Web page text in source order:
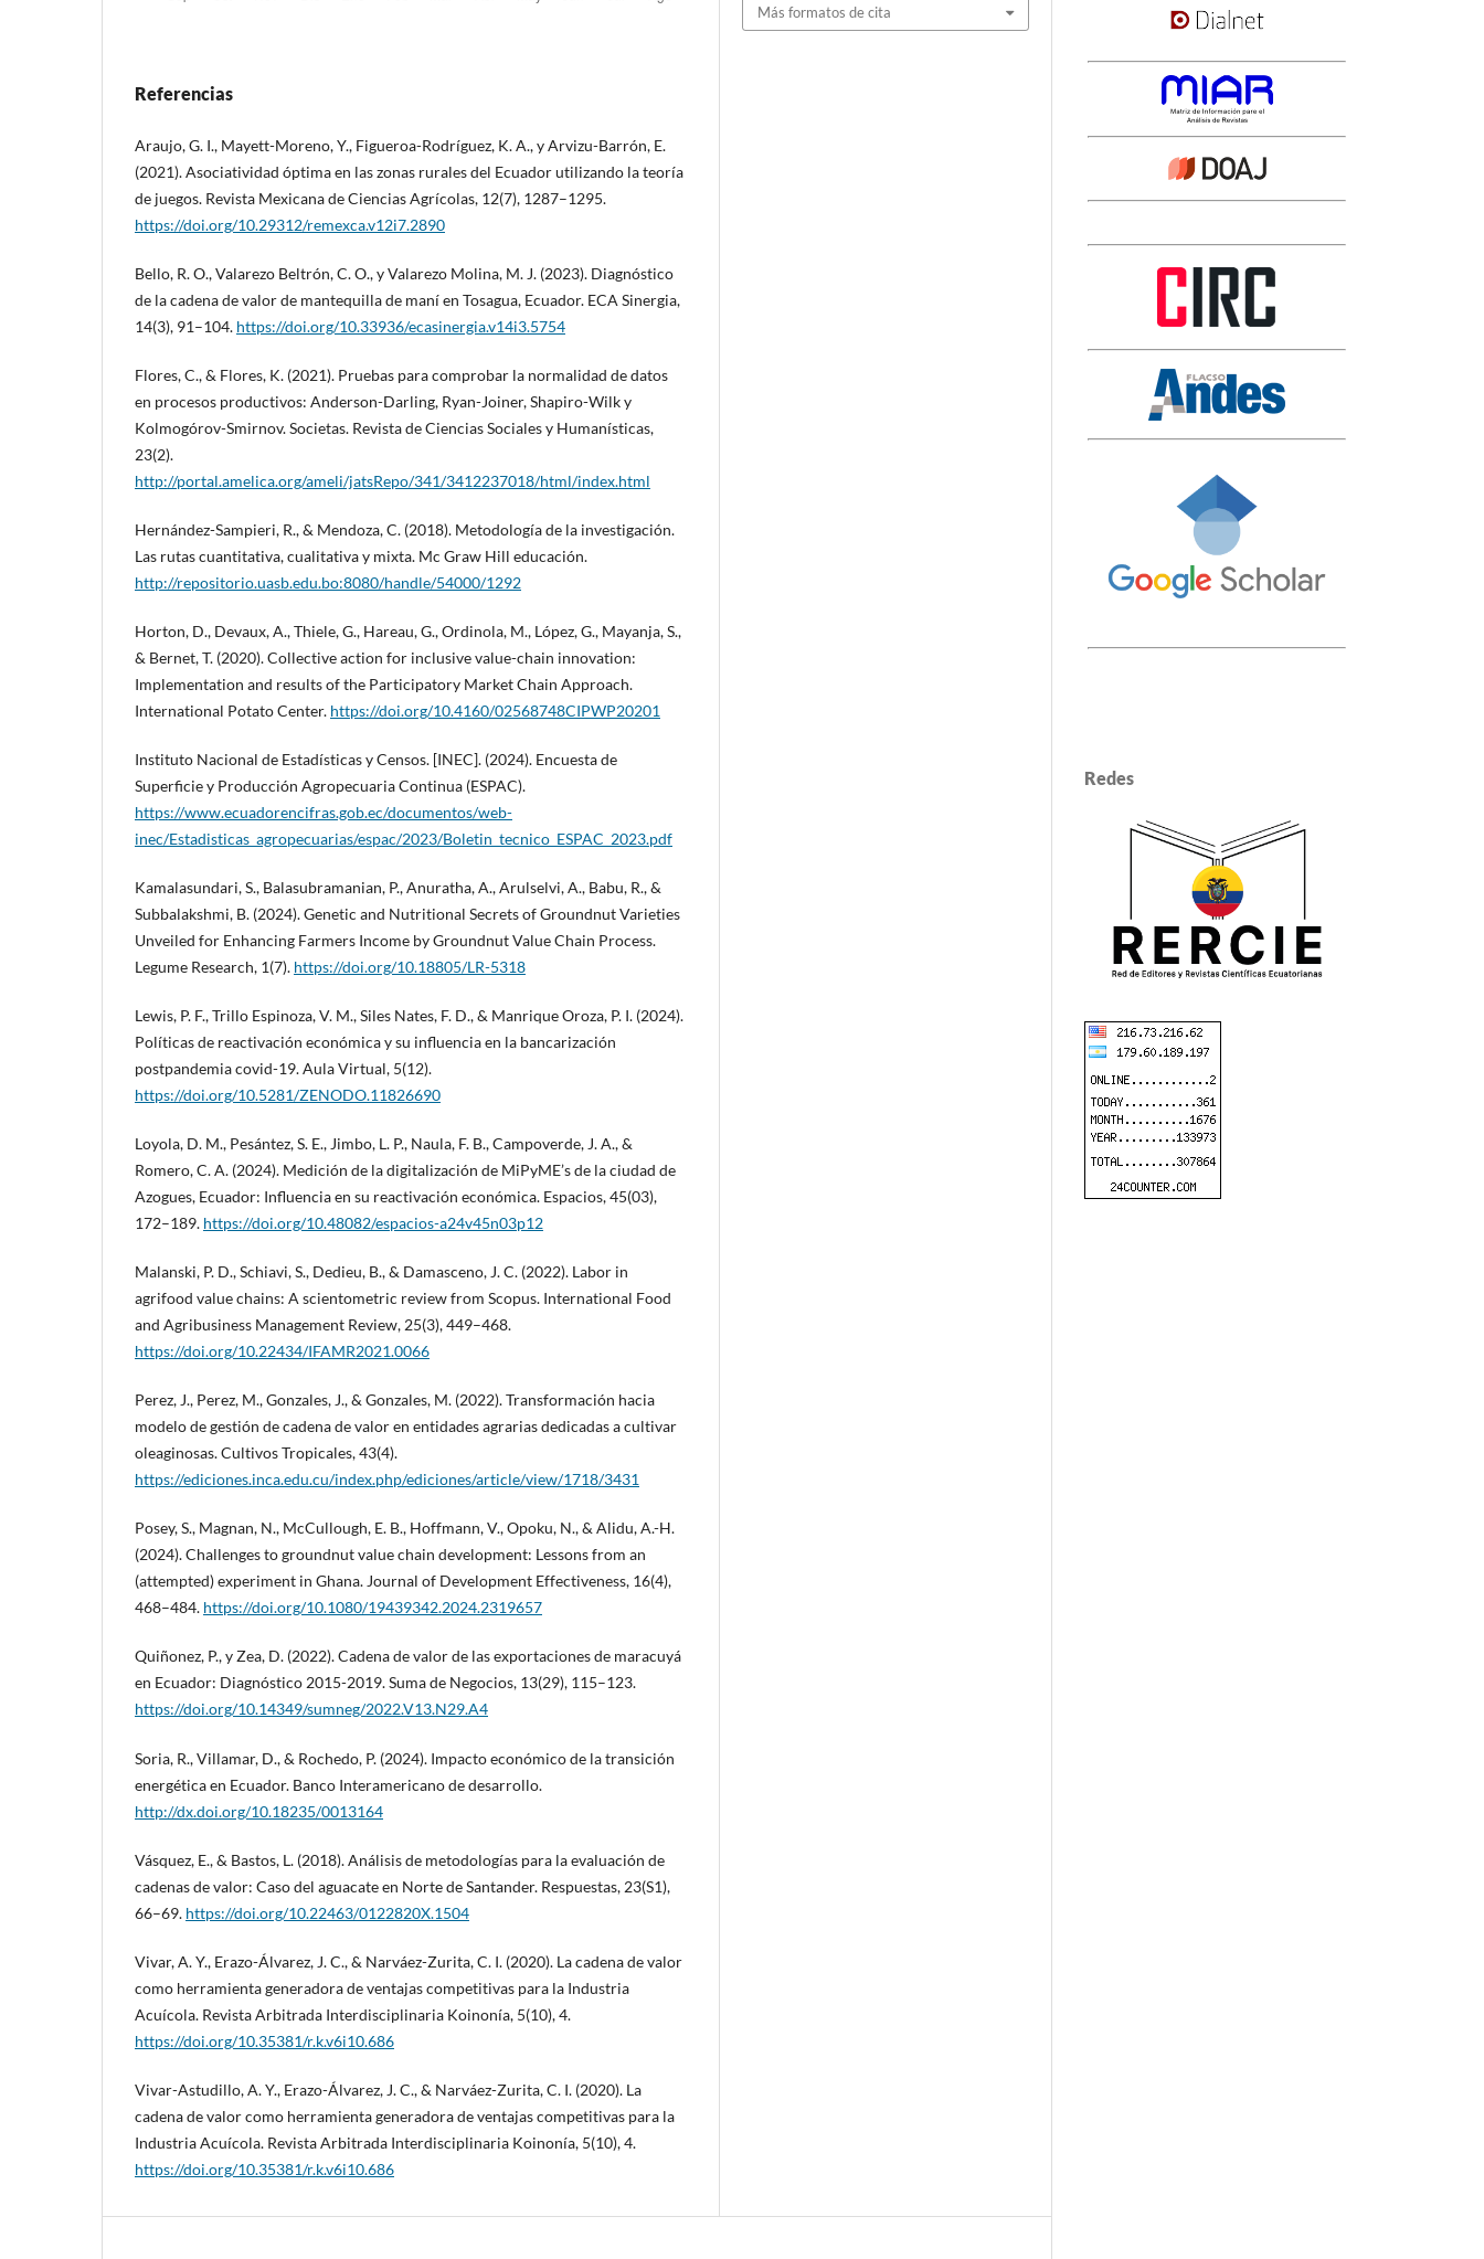
Referencias
Araujo, G. I., Mayett-Moreno, Y., Figueroa-Rodríguez, K. A., y Arvizu-Barrón, E.
(2021). Asociatividad óptima en las zonas rurales del Ecuador utilizando la teoría
de juegos. Revista Mexicana de Ciencias Agrícolas, 12(7), 1287–1295.
https://doi.org/10.29312/remexca.v12i7.2890
Bello, R. O., Valarezo Beltrón, C. O., y Valarezo Molina, M. J. (2023). Diagnóstico
de la cadena de valor de mantequilla de maní en Tosagua, Ecuador. ECA Sinergia,
14(3), 91–104. https://doi.org/10.33936/ecasinergia.v14i3.5754
Flores, C., & Flores, K. (2021). Pruebas para comprobar la normalidad de datos
en procesos productivos: Anderson-Darling, Ryan-Joiner, Shapiro-Wilk y
Kolmogórov-Smirnov. Societas. Revista de Ciencias Sociales y Humanísticas,
23(2).
http://portal.amelica.org/ameli/jatsRepo/341/3412237018/html/index.html
Hernández-Sampieri, R., & Mendoza, C. (2018). Metodología de la investigación.
Las rutas cuantitativa, cualitativa y mixta. Mc Graw Hill educación.
http://repositorio.uasb.edu.bo:8080/handle/54000/1292
Horton, D., Devaux, A., Thiele, G., Hareau, G., Ordinola, M., López, G., Mayanja, S.,
& Bernet, T. (2020). Collective action for inclusive value-chain innovation:
Implementation and results of the Participatory Market Chain Approach.
International Potato Center. https://doi.org/10.4160/02568748CIPWP20201
Instituto Nacional de Estadísticas y Censos. [INEC]. (2024). Encuesta de
Superficie y Producción Agropecuaria Continua (ESPAC).
https://www.ecuadorencifras.gob.ec/documentos/web-
inec/Estadisticas_agropecuarias/espac/2023/Boletin_tecnico_ESPAC_2023.pdf
Kamalasundari, S., Balasubramanian, P., Anuratha, A., Arulselvi, A., Babu, R., &
Subbalakshmi, B. (2024). Genetic and Nutritional Secrets of Groundnut Varieties
Unveiled for Enhancing Farmers Income by Groundnut Value Chain Process.
Legume Research, 1(7). https://doi.org/10.18805/LR-5318
Lewis, P. F., Trillo Espinoza, V. M., Siles Nates, F. D., & Manrique Oroza, P. I. (2024).
Políticas de reactivación económica y su influencia en la bancarización
postpandemia covid-19. Aula Virtual, 5(12).
https://doi.org/10.5281/ZENODO.11826690
Loyola, D. M., Pesántez, S. E., Jimbo, L. P., Naula, F. B., Campoverde, J. A., &
Romero, C. A. (2024). Medición de la digitalización de MiPyME’s de la ciudad de
Azogues, Ecuador: Influencia en su reactivación económica. Espacios, 45(03),
172–189. https://doi.org/10.48082/espacios-a24v45n03p12
Malanski, P. D., Schiavi, S., Dedieu, B., & Damasceno, J. C. (2022). Labor in
agrifood value chains: A scientometric review from Scopus. International Food
and Agribusiness Management Review, 25(3), 449–468.
https://doi.org/10.22434/IFAMR2021.0066
Perez, J., Perez, M., Gonzales, J., & Gonzales, M. (2022). Transformación hacia
modelo de gestión de cadena de valor en entidades agrarias dedicadas a cultivar
oleaginosas. Cultivos Tropicales, 43(4).
https://ediciones.inca.edu.cu/index.php/ediciones/article/view/1718/3431
Posey, S., Magnan, N., McCullough, E. B., Hoffmann, V., Opoku, N., & Alidu, A.-H.
(2024). Challenges to groundnut value chain development: Lessons from an
(attempted) experiment in Ghana. Journal of Development Effectiveness, 16(4),
468–484. https://doi.org/10.1080/19439342.2024.2319657
Quiñonez, P., y Zea, D. (2022). Cadena de valor de las exportaciones de maracuyá
en Ecuador: Diagnóstico 2015-2019. Suma de Negocios, 13(29), 115–123.
https://doi.org/10.14349/sumneg/2022.V13.N29.A4
Soria, R., Villamar, D., & Rochedo, P. (2024). Impacto económico de la transición
energética en Ecuador. Banco Interamericano de desarrollo.
http://dx.doi.org/10.18235/0013164
Vásquez, E., & Bastos, L. (2018). Análisis de metodologías para la evaluación de
cadenas de valor: Caso del aguacate en Norte de Santander. Respuestas, 23(S1),
66–69. https://doi.org/10.22463/0122820X.1504
Vivar, A. Y., Erazo-Álvarez, J. C., & Narváez-Zurita, C. I. (2020). La cadena de valor
como herramienta generadora de ventajas competitivas para la Industria
Acuícola. Revista Arbitrada Interdisciplinaria Koinonía, 5(10), 4.
https://doi.org/10.35381/r.k.v6i10.686
Vivar-Astudillo, A. Y., Erazo-Álvarez, J. C., & Narváez-Zurita, C. I. (2020). La
cadena de valor como herramienta generadora de ventajas competitivas para la
Industria Acuícola. Revista Arbitrada Interdisciplinaria Koinonía, 5(10), 4.
https://doi.org/10.35381/r.k.v6i10.686
Más formatos de cita
Redes